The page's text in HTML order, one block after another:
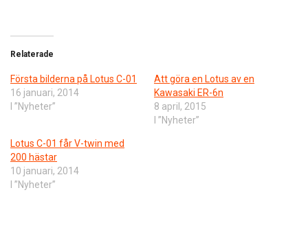
Relaterade
Första bilderna på Lotus C-01
16 januari, 2014
I ”Nyheter”
Att göra en Lotus av en
Kawasaki ER-6n
8 april, 2015
I ”Nyheter”
Lotus C-01 får V-twin med
200 hästar
10 januari, 2014
I ”Nyheter”